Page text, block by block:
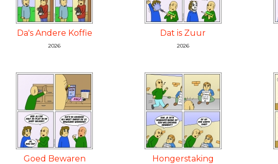
Da's Andere Koffie
2026
Dat is Zuur
2026
Goed Bewaren Hongerstaking